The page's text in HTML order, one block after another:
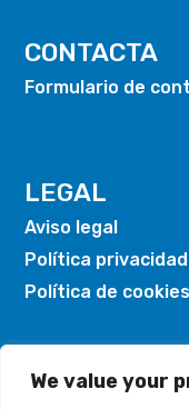
We value your
CONTACTA
Formulario de
LEGAL
Aviso legal
Política privacidad
Política de cookies